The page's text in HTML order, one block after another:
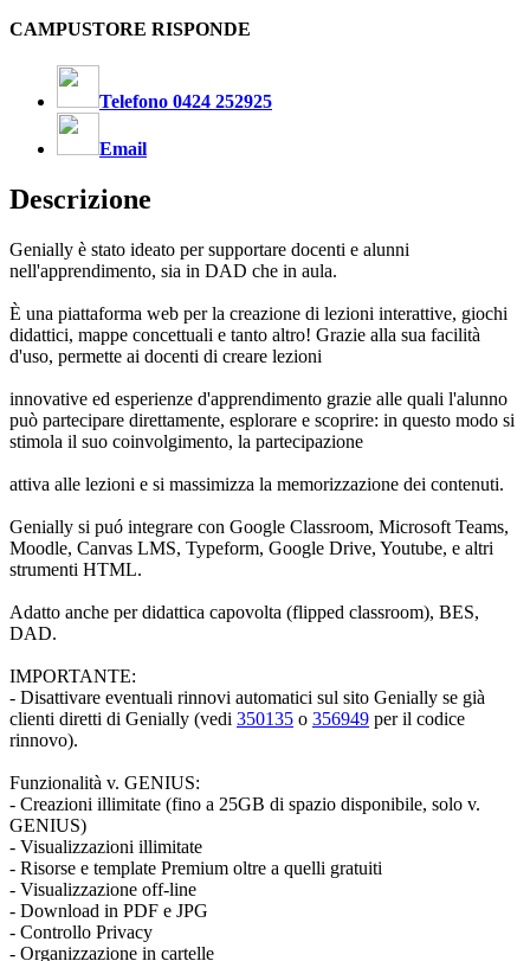
CAMPUSTORE RISPONDE
Telefono 0424 252925
Email
Descrizione
Genially è stato ideato per supportare docenti e alunni
nell'apprendimento, sia in DAD che in aula.
È una piattaforma web per la creazione di lezioni interattive, giochi
didattici, mappe concettuali e tanto altro! Grazie alla sua facilità
d'uso, permette ai docenti di creare lezioni
innovative ed esperienze d'apprendimento grazie alle quali l'alunno
può partecipare direttamente, esplorare e scoprire: in questo modo si
stimola il suo coinvolgimento, la partecipazione
attiva alle lezioni e si massimizza la memorizzazione dei contenuti.
Genially si puó integrare con Google Classroom, Microsoft Teams,
Moodle, Canvas LMS, Typeform, Google Drive, Youtube, e altri
strumenti HTML.
Adatto anche per didattica capovolta (flipped classroom), BES,
DAD.
IMPORTANTE:
- Disattivare eventuali rinnovi automatici sul sito Genially se già
clienti diretti di Genially (vedi 350135 o 356949 per il codice
rinnovo).
Funzionalità v. GENIUS:
- Creazioni illimitate (fino a 25GB di spazio disponibile, solo v.
GENIUS)
- Visualizzazioni illimitate
- Risorse e template Premium oltre a quelli gratuiti
- Visualizzazione off-line
- Download in PDF e JPG
- Controllo Privacy
- Organizzazione in cartelle